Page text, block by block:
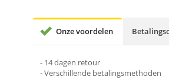
Onze voordelen
- 14 dagen retour
- Verschillende betalingsmethoden